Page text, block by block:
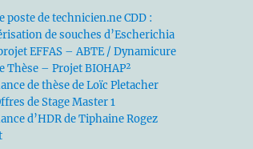
poste de technicien.ne CDD :
de souches d’Escherichia
EFFAS – ABTE / Dynamicure
Thèse – Projet BIOHAP²
de thèse de Loïc Pletacher
de Stage Master 1
d’HDR de Tiphaine Rogez